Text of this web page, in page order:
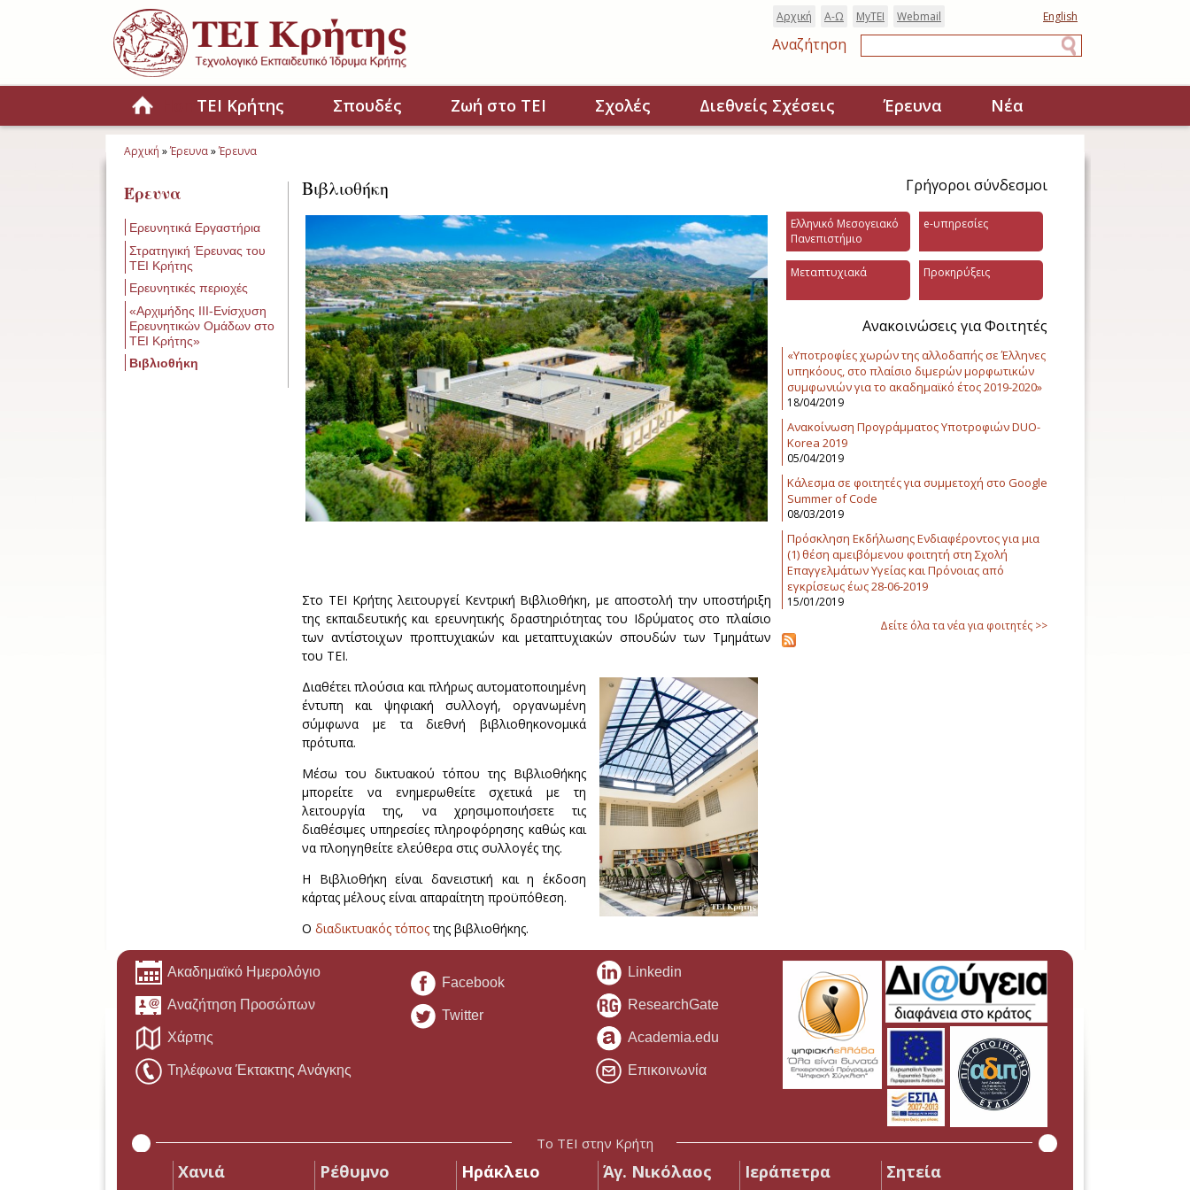
Παράκαμψη προς το κυρίως περιεχόμενο
English
Webmail
MyTEI
Α-Ω
Αρχική
Αναζήτηση
HomeΤΕΙ Κρήτης Σπουδές Ζωή στο ΤΕΙ Σχολές Διεθνείς Σχέσεις Έρευνα Νέα
Αρχική »Έρευνα»Έρευνα
Έρευνα
Ερευνητικά Εργαστήρια
Στρατηγική Έρευνας του
ΤΕΙ Κρήτης
Ερευνητικές περιοχές
«Αρχιμήδης ΙΙΙ-Ενίσχυση
Ερευνητικών Ομάδων στο
ΤΕΙ Κρήτης»
Βιβλιοθήκη
Βιβλιοθήκη
Στο ΤΕΙ Κρήτης λειτουργεί Κεντρική Βιβλιοθήκη, με αποστολή την υποστήριξη
της εκπαιδευτικής και ερευνητικής δραστηριότητας του Ιδρύματος στο πλαίσιο
των αντίστοιχων προπτυχιακών και μεταπτυχιακών σπουδών των Τμημάτων
του ΤΕΙ.
Διαθέτει πλούσια και πλήρως αυτοματοποιημένη
έντυπη και ψηφιακή συλλογή, οργανωμένη
σύμφωνα με τα διεθνή βιβλιοθηκονομικά
πρότυπα.
Μέσω του δικτυακού τόπου της Βιβλιοθήκης
μπορείτε να ενημερωθείτε σχετικά με τη
λειτουργία της, να χρησιμοποιήσετε τις
διαθέσιμες υπηρεσίες πληροφόρησης καθώς και
να πλοηγηθείτε ελεύθερα στις συλλογές της.
Η Βιβλιοθήκη είναι δανειστική και η έκδοση
κάρτας μέλους είναι απαραίτητη προϋπόθεση.
Ο διαδικτυακός τόποςτης βιβλιοθήκης.
Γρήγοροι σύνδεσμοι
Ελληνικό Μεσογειακό
Πανεπιστήμιο
e-υπηρεσίες
Μεταπτυχιακά Προκηρύξεις
Ανακοινώσεις για Φοιτητές
«Υποτροφίες χωρών της αλλοδαπής σε Έλληνες
υπηκόους, στο πλαίσιο διμερών μορφωτικών
συμφωνιών για το ακαδημαϊκό έτος 2019-2020»
18/04/2019
Ανακοίνωση Προγράμματος Υποτροφιών DUO-
Korea 2019
05/04/2019
Κάλεσμα σε φοιτητές για συμμετοχή στο Google
Summer of Code
08/03/2019
Πρόσκληση Εκδήλωσης Ενδιαφέροντος για μια
(1) θέση αμειβόμενου φοιτητή στη Σχολή
Επαγγελμάτων Υγείας και Πρόνοιας από
εγκρίσεως έως 28-06-2019
15/01/2019
Δείτε όλα τα νέα για φοιτητές >>
Ακαδημαϊκό Ημερολόγιο
Αναζήτηση Προσώπων
Χάρτης
Τηλέφωνα Έκτακτης Ανάγκης
Facebook
Twitter
Linkedin
ResearchGate
Academia.edu
Επικοινωνία
Το ΤΕΙ στην Κρήτη
Χανιά Ρέθυμνο Ηράκλειο Άγ. Νικόλαος Ιεράπετρα Σητεία